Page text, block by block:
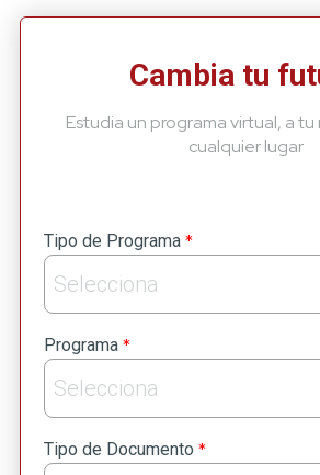
Cambia tu
Estudia un programa virtual, a
cualquier lugar
Tipo de Programa *
Selecciona
Programa *
Selecciona
Tipo de Documento *